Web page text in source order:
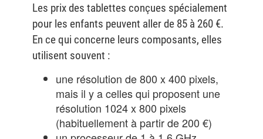
Les prix des tablettes conçues spécialement
pour les enfants peuvent aller de 85 à 260 €.
En ce qui concerne leurs composants, elles
utilisent souvent :
une résolution de 800 x 400 pixels,
mais il y a celles qui proposent une
résolution 1024 x 800 pixels
(habituellement à partir de 200 €)